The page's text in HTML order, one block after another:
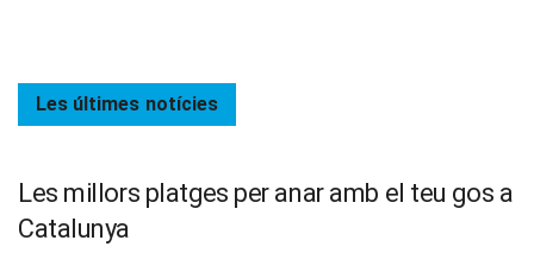
Les últimes notícies
Les millors platges per anar amb el teu gos a
Catalunya